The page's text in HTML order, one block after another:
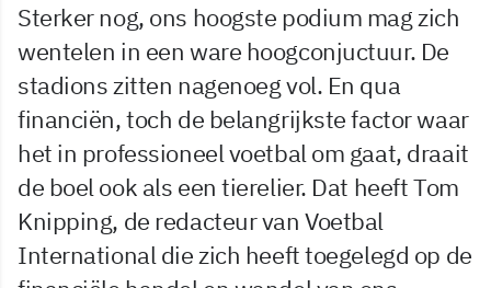
Sterker nog, ons hoogste podium mag zich
wentelen in een ware hoogconjuctuur. De
stadions zitten nagenoeg vol. En qua
financiën, toch de belangrijkste factor waar
het in professioneel voetbal om gaat, draait
de boel ook als een tierelier. Dat heeft Tom
Knipping, de redacteur van Voetbal
International die zich heeft toegelegd op de